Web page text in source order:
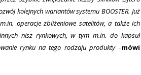
kolejnych wariantów systemu BOOSTER. Już
operacje zbliżeniowe satelitów, a także ich
nisz rynkowych, w tym m.in. do kapsuł
rynku na tego rodzaju produkty –mówi